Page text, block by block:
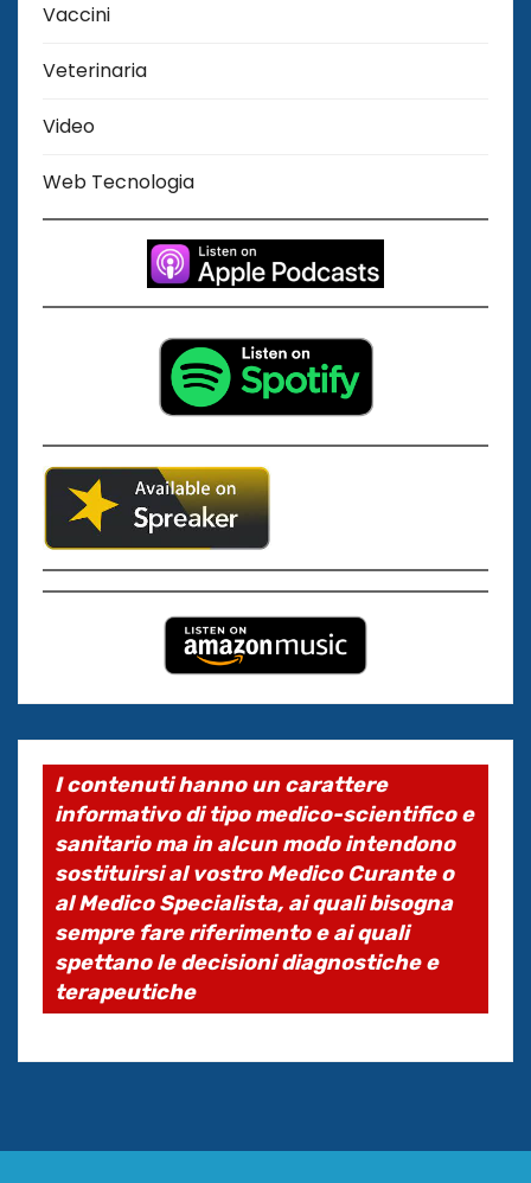
Vaccini
Veterinaria
Video
Web Tecnologia
I contenuti hanno un carattere
informativo di tipo medico-scientifico e
sanitario ma in alcun modo intendono
sostituirsi al vostro Medico Curante o
al Medico Specialista, ai quali bisogna
sempre fare riferimento e ai quali
spettano le decisioni diagnostiche e
terapeutiche